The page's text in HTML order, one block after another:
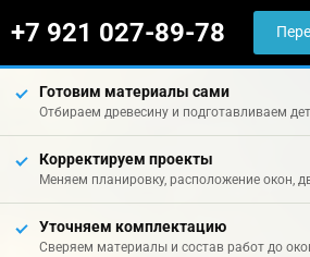
+7 921 027-89-78
Готовим материалы сами
Отбираем древесину и подготавливаем
Корректируем проекты
Меняем планировку, расположение окон,
Уточняем комплектацию
Сверяем материалы и состав работ до